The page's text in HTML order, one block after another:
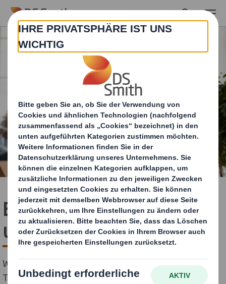
Skip to main content
Ein neues Kapitel in
unserer Transformation
Wir gehen den nächsten wichtigen Schritt in der
Transformation unseres Unternehmens.